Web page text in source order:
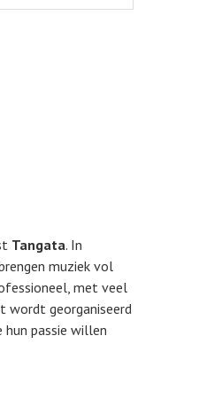
Tangata. In
muziek vol
met veel
wordt georganiseerd
hun passie willen